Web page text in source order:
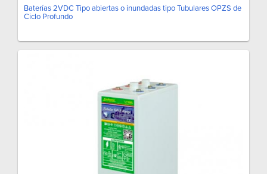
Baterías 2VDC Tipo abiertas o inundadas tipo Tubulares OPZS de
Ciclo Profundo